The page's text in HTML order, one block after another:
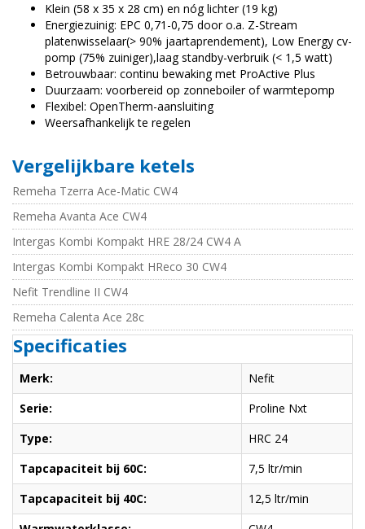
Klein (58 x 35 x 28 cm) en nóg lichter (19 kg)
Energiezuinig: EPC 0,71-0,75 door o.a. Z-Stream
platenwisselaar(> 90% jaartaprendement), Low Energy cv-
pomp (75% zuiniger),laag standby-verbruik (< 1,5 watt)
Betrouwbaar: continu bewaking met ProActive Plus
Duurzaam: voorbereid op zonneboiler of warmtepomp
Flexibel: OpenTherm-aansluiting
Weersafhankelijk te regelen
Vergelijkbare ketels
Remeha Tzerra Ace-Matic CW4
Remeha Avanta Ace CW4
Intergas Kombi Kompakt HRE 28/24 CW4 A
Intergas Kombi Kompakt HReco 30 CW4
Nefit Trendline II CW4
Remeha Calenta Ace 28c
Specificaties
Merk:
Nefit
Serie:
Proline Nxt
Type:
HRC 24
Tapcapaciteit bij 60C:
7,5 ltr/min
Tapcapaciteit bij 40C:
12,5 ltr/min